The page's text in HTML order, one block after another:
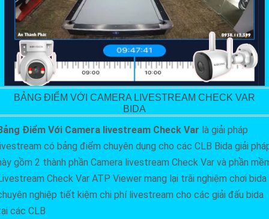
BẢNG ĐIỂM VỚI CAMERA LIVESTREAM CHECK VAR
BIDA
Điểm Với Camera livestream Check Var là giải pháp
có bảng điểm chuyên dụng cho các CLB Bida giải
gồm 2 thành phần Camera livestream Check Var và phần
Check Var ATP Viewer mang lại trãi nghiệm chơi bida
nghiệp tiết kiệm chi phí livestream cho các giải đấu bida
các CLB